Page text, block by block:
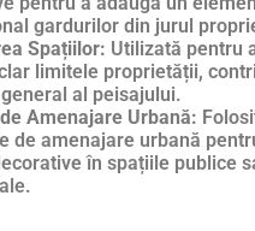
gardurilor din jurul
Spațiilor: Utilizată pentru
limitele proprietății,
al peisajului.
Amenajare Urbană:
de amenajare urbană
în spațiile publice